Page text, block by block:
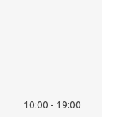
10:00
19:00